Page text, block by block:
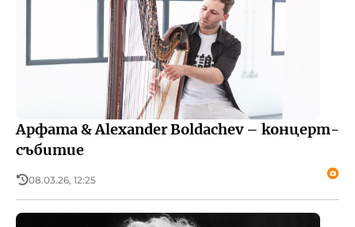
Арфата & Alexander Boldachev – концерт-
събитие
08.03.26, 12:25